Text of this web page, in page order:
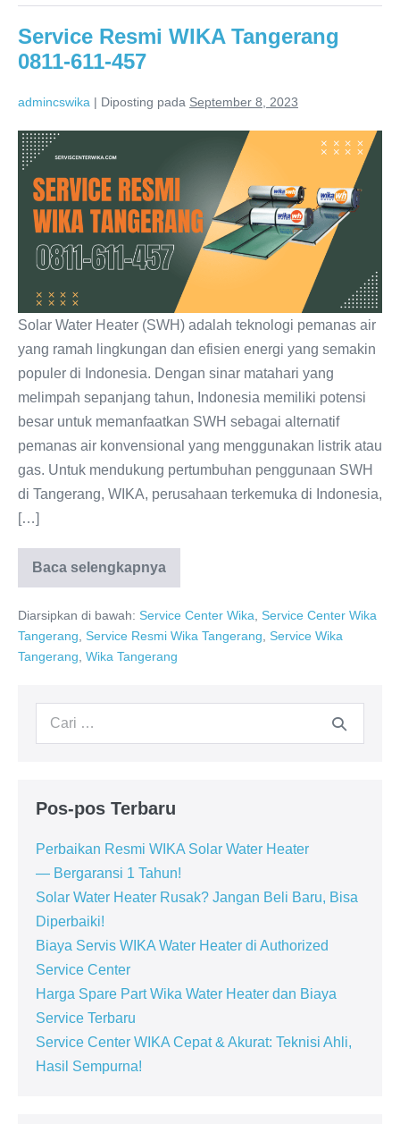
Service Resmi WIKA Tangerang
0811-611-457
admincswika | Diposting pada September 8, 2023
Service
Resmi
WIKA
Tangerang
0811-
611-
Solar Water Heater (SWH) adalah teknologi pemanas air
yang ramah lingkungan dan efisien energi yang semakin
populer di Indonesia. Dengan sinar matahari yang
melimpah sepanjang tahun, Indonesia memiliki potensi
besar untuk memanfaatkan SWH sebagai alternatif
pemanas air konvensional yang menggunakan listrik atau
gas. Untuk mendukung pertumbuhan penggunaan SWH
di Tangerang, WIKA, perusahaan terkemuka di Indonesia,
[…]
Baca selengkapnya
Service
Resmi
Tangerang
0811-
611-
457
Diarsipkan di bawah: Service Center Wika
Service Center Wika
Tangerang
Service Resmi Wika Tangerang
Service Wika
Tangerang Wika Tangerang
Pencarian
Pos-pos Terbaru
Perbaikan Resmi WIKA Solar Water Heater
— Bergaransi 1 Tahun!
Solar Water Heater Rusak? Jangan Beli Baru, Bisa
Diperbaiki!
Biaya Servis WIKA Water Heater di Authorized
Service Center
Harga Spare Part Wika Water Heater dan Biaya
Service Terbaru
Service Center WIKA Cepat & Akurat: Teknisi Ahli,
Hasil Sempurna!